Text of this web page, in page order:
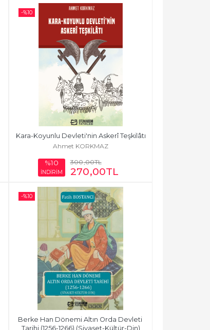
-%10
Kara-Koyunlu Devleti'nin Askerî Teşkilâtı
Ahmet KORKMAZ
%10
İNDİRİM
300,00TL
270,00TL
-%10
Berke Han Dönemi Altın Orda Devleti
Tarihi (1256-1266) (Siyaset-Kültür-Din)